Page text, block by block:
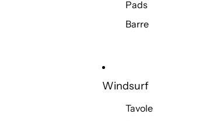
Pads
Barre
Windsurf
Tavole